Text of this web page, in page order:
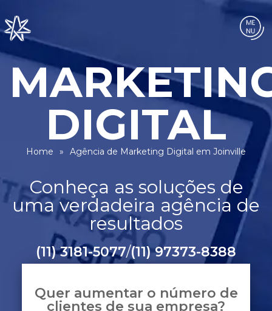
Home » Agência de Marketing Digital em Joinville
(11) 3181-5077/(11) 97373-8388